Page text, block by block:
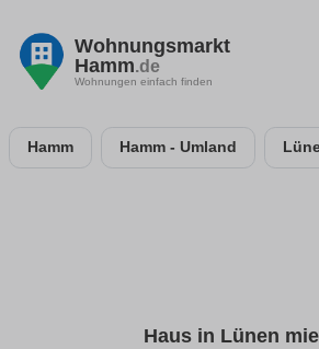
Wohnungsmarkt
Hamm.de
Wohnungen einfach finden
Hamm Hamm - Umland
Haus in Lünen